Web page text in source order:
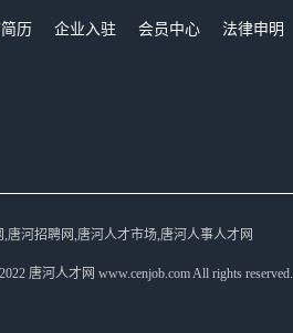
历 企业入驻 会员中心
法律申明
,唐河招聘网,唐河人才市场,唐河人事人才网
唐河人才网 www.cenjob.com All rights reserved.